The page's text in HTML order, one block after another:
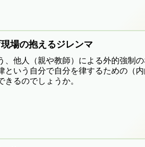
場の抱えるジレンマ
、他人（親や教師）による外的強制
という自分で自分を律するための（
きるのでしょうか。